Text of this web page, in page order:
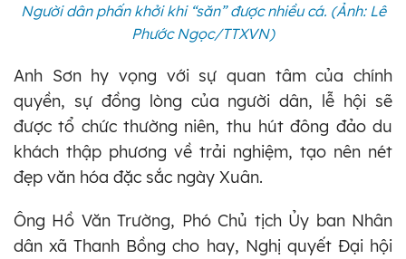
Người dân phấn khởi khi “săn” được nhiều cá. (Ảnh: Lê
Phước Ngọc/TTXVN)
Anh Sơn hy vọng với sự quan tâm của chính
quyền, sự đồng lòng của người dân, lễ hội sẽ
được tổ chức thường niên, thu hút đông đảo du
khách thập phương về trải nghiệm, tạo nên nét
đẹp văn hóa đặc sắc ngày Xuân.
Ông Hồ Văn Trường, Phó Chủ tịch Ủy ban Nhân
dân xã Thanh Bồng cho hay, Nghị quyết Đại hội